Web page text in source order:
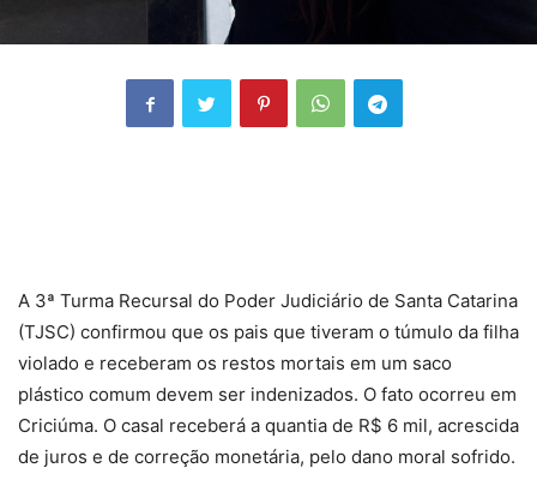
A 3ª Turma Recursal do Poder Judiciário de Santa Catarina
(TJSC) confirmou que os pais que tiveram o túmulo da filha
violado e receberam os restos mortais em um saco
plástico comum devem ser indenizados. O fato ocorreu em
Criciúma. O casal receberá a quantia de R$ 6 mil, acrescida
de juros e de correção monetária, pelo dano moral sofrido.